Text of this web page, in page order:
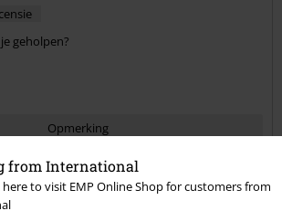
from International
here to visit EMP Online Shop for customers from
geholpen?
Opmerking